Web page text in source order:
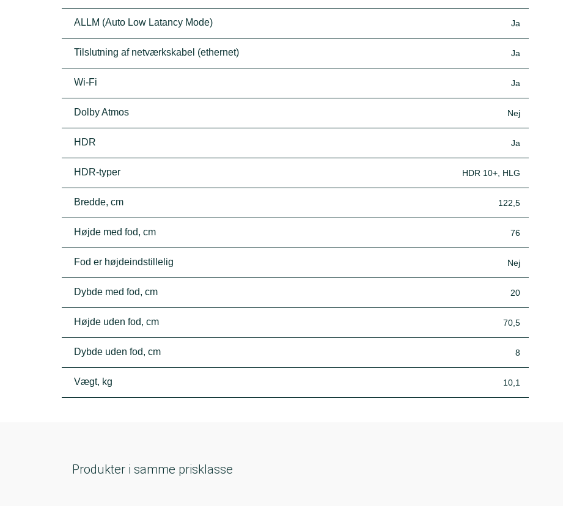
ALLM (Auto Low Latancy Mode) Ja
Tilslutning af netværkskabel (ethernet) Ja
Wi-Fi Ja
Dolby Atmos Nej
HDR Ja
HDR-typer HDR 10+, HLG
Bredde, cm 122,5
Højde med fod, cm 76
Fod er højdeindstillelig Nej
Dybde med fod, cm 20
Højde uden fod, cm 70,5
Dybde uden fod, cm 8
Vægt, kg 10,1
Produkter i samme prisklasse